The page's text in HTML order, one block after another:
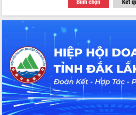
Quyết liệt cải cách hành chính, khơi
thông nguồn lực phát triển
Nâng cao hiệu lực, hiệu quả HĐND
tỉnh thông qua hiện đại hóa hành chính
Xã Ea Phê gắn cải cách hành chính với
chuyển đổi số
Phó Chủ tịch Thường trực UBND tỉnh
Hồ Thị Nguyên Thảo làm việc tại Trung
tâm Phục vụ hành chính công xã Ea
Phê